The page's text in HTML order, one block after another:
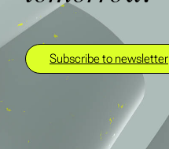
Subscribe to newsletter